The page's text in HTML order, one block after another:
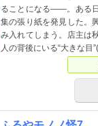
ることになる――。ある
集の張り紙を発見した。
み入れてしまう。店主は
人の背後にいる“大きな